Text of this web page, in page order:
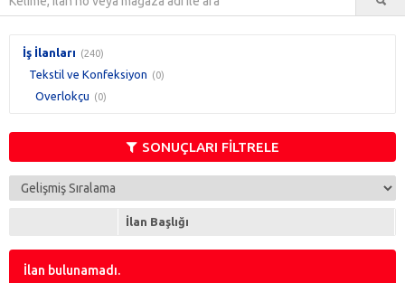
İş İlanları (240)
Tekstil ve Konfeksiyon (0)
Overlokçu (0)
SONUÇLARI FİLTRELE
İlan Başlığı
İlan bulunamadı.